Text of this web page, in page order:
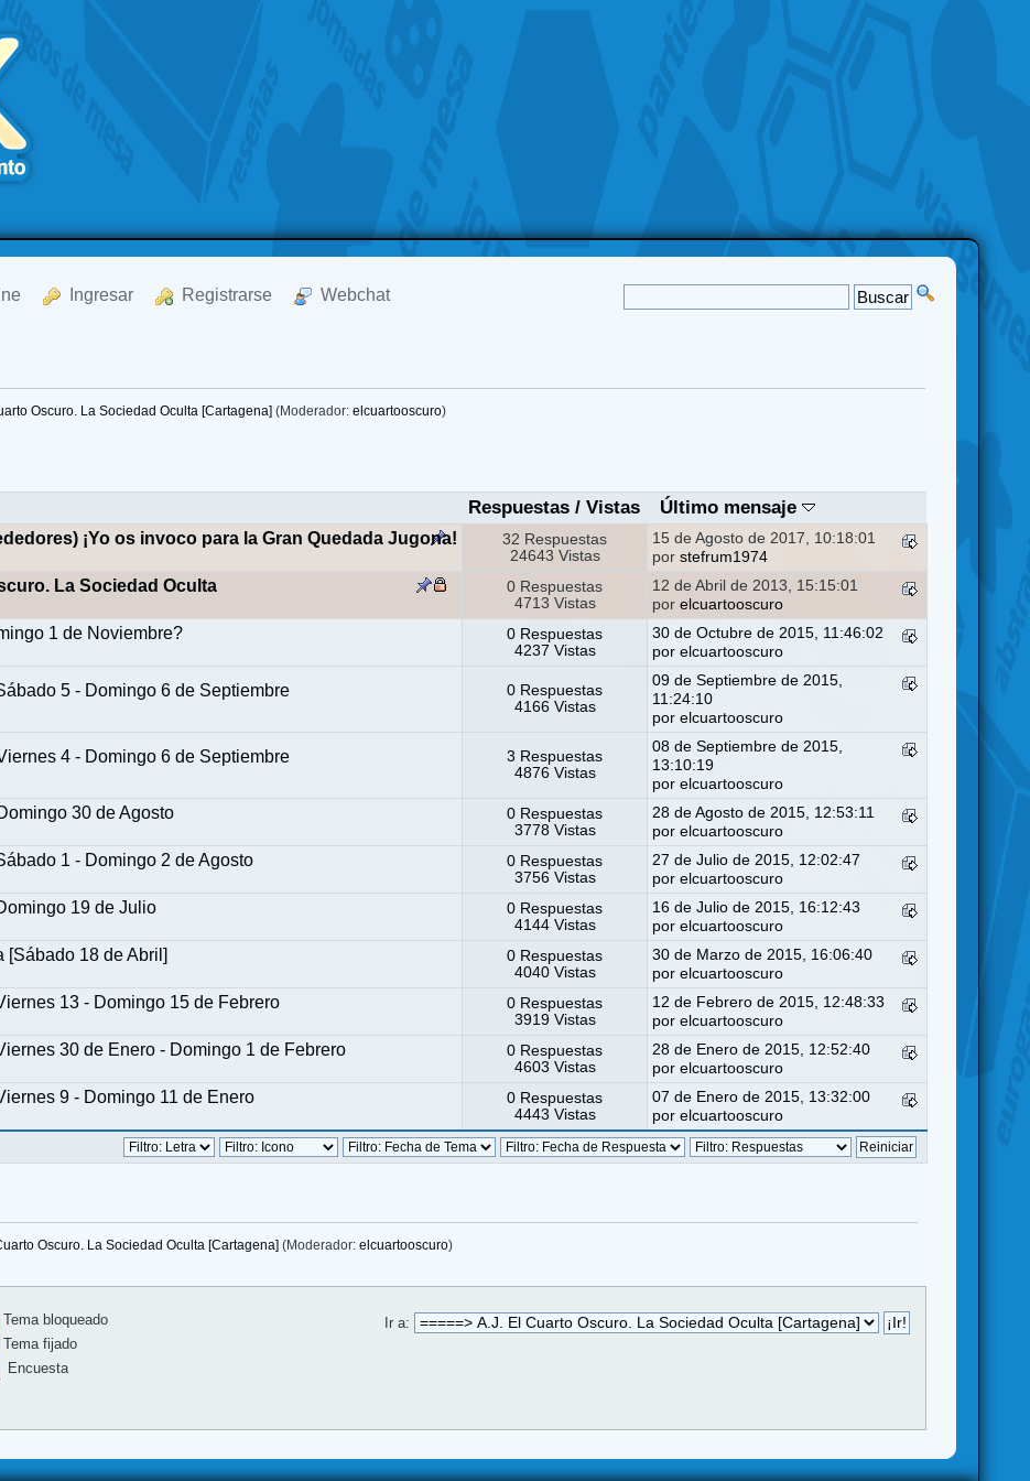
Ingresar Registrarse Webchat
Oscuro. La Sociedad Oculta [Cartagena] (Moderador:elcuartooscuro)
Respuestas /Vistas Último mensaje
¡Yo os invoco para la Gran Quedada Jugona!
32 Respuestas
24643 Vistas
15 de Agosto de 2017, 10:18:01
porstefrum1974
La Sociedad Oculta
0 Respuestas
4713 Vistas
12 de Abril de 2013, 15:15:01
porelcuartooscuro
1 de Noviembre?
0 Respuestas
4237 Vistas
30 de Octubre de 2015, 11:46:02
porelcuartooscuro
5 - Domingo 6 de Septiembre
0 Respuestas
4166 Vistas
09 de Septiembre de 2015,
11:24:10
porelcuartooscuro
4 - Domingo 6 de Septiembre
3 Respuestas
4876 Vistas
08 de Septiembre de 2015,
13:10:19
porelcuartooscuro
30 de Agosto
0 Respuestas
3778 Vistas
28 de Agosto de 2015, 12:53:11
porelcuartooscuro
1 - Domingo 2 de Agosto
0 Respuestas
3756 Vistas
27 de Julio de 2015, 12:02:47
porelcuartooscuro
19 de Julio
0 Respuestas
4144 Vistas
16 de Julio de 2015, 16:12:43
porelcuartooscuro
[Sábado 18 de Abril]
0 Respuestas
4040 Vistas
30 de Marzo de 2015, 16:06:40
porelcuartooscuro
13 - Domingo 15 de Febrero
0 Respuestas
3919 Vistas
12 de Febrero de 2015, 12:48:33
porelcuartooscuro
30 de Enero - Domingo 1 de Febrero
0 Respuestas
4603 Vistas
28 de Enero de 2015, 12:52:40
porelcuartooscuro
9 - Domingo 11 de Enero
0 Respuestas
4443 Vistas
07 de Enero de 2015, 13:32:00
porelcuartooscuro
Oscuro. La Sociedad Oculta [Cartagena] (Moderador:elcuartooscuro)
Ir a:
Tema bloqueado
Tema fijado
Encuesta